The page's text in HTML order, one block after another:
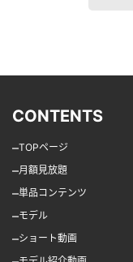
CONTENTS
–TOPページ
–月額見放題
–単品コンテンツ
–モデル
–ショート動画